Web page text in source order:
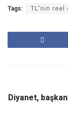
Tags: TL'nin reel
Diyanet,